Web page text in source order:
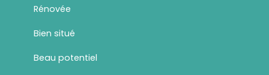
Rénovée
Bien situé
Beau potentiel